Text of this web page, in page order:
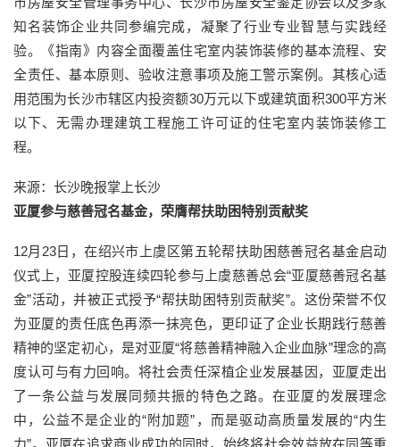
知名装饰企业共同参编完成，凝聚了行业专业智慧与实践经
验。《指南》内容全面覆盖住宅室内装饰装修的基本流程、安
全责任、基本原则、验收注意事项及施工警示案例。其核心适
用范围为长沙市辖区内投资额30万元以下或建筑面积300平方米
以下、无需办理建筑工程施工许可证的住宅室内装饰装修工
程。
来源：长沙晚报掌上长沙
亚厦参与慈善冠名基金，荣膺帮扶助困特别贡献奖
12月23日，在绍兴市上虞区第五轮帮扶助困慈善冠名基金启动
仪式上，亚厦控股连续四轮参与上虞慈善总会“亚厦慈善冠名基
金”活动，并被正式授予“帮扶助困特别贡献奖”。这份荣誉不仅
为亚厦的责任底色再添一抹亮色，更印证了企业长期践行慈善
精神的坚定初心，是对亚厦“将慈善精神融入企业血脉”理念的高
度认可与有力回响。将社会责任深植企业发展基因，亚厦走出
了一条公益与发展同频共振的特色之路。在亚厦的发展理念
中，公益不是企业的“附加题”，而是驱动高质量发展的“内生